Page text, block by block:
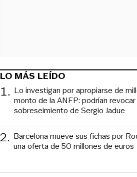
LO MÁS LEÍDO
1. Lo investigan por apropiarse de
monto de la ANFP: podrían revocar
sobreseimiento de Sergio Jadue
2. Barcelona mueve sus fichas por
una oferta de 50 millones de euros